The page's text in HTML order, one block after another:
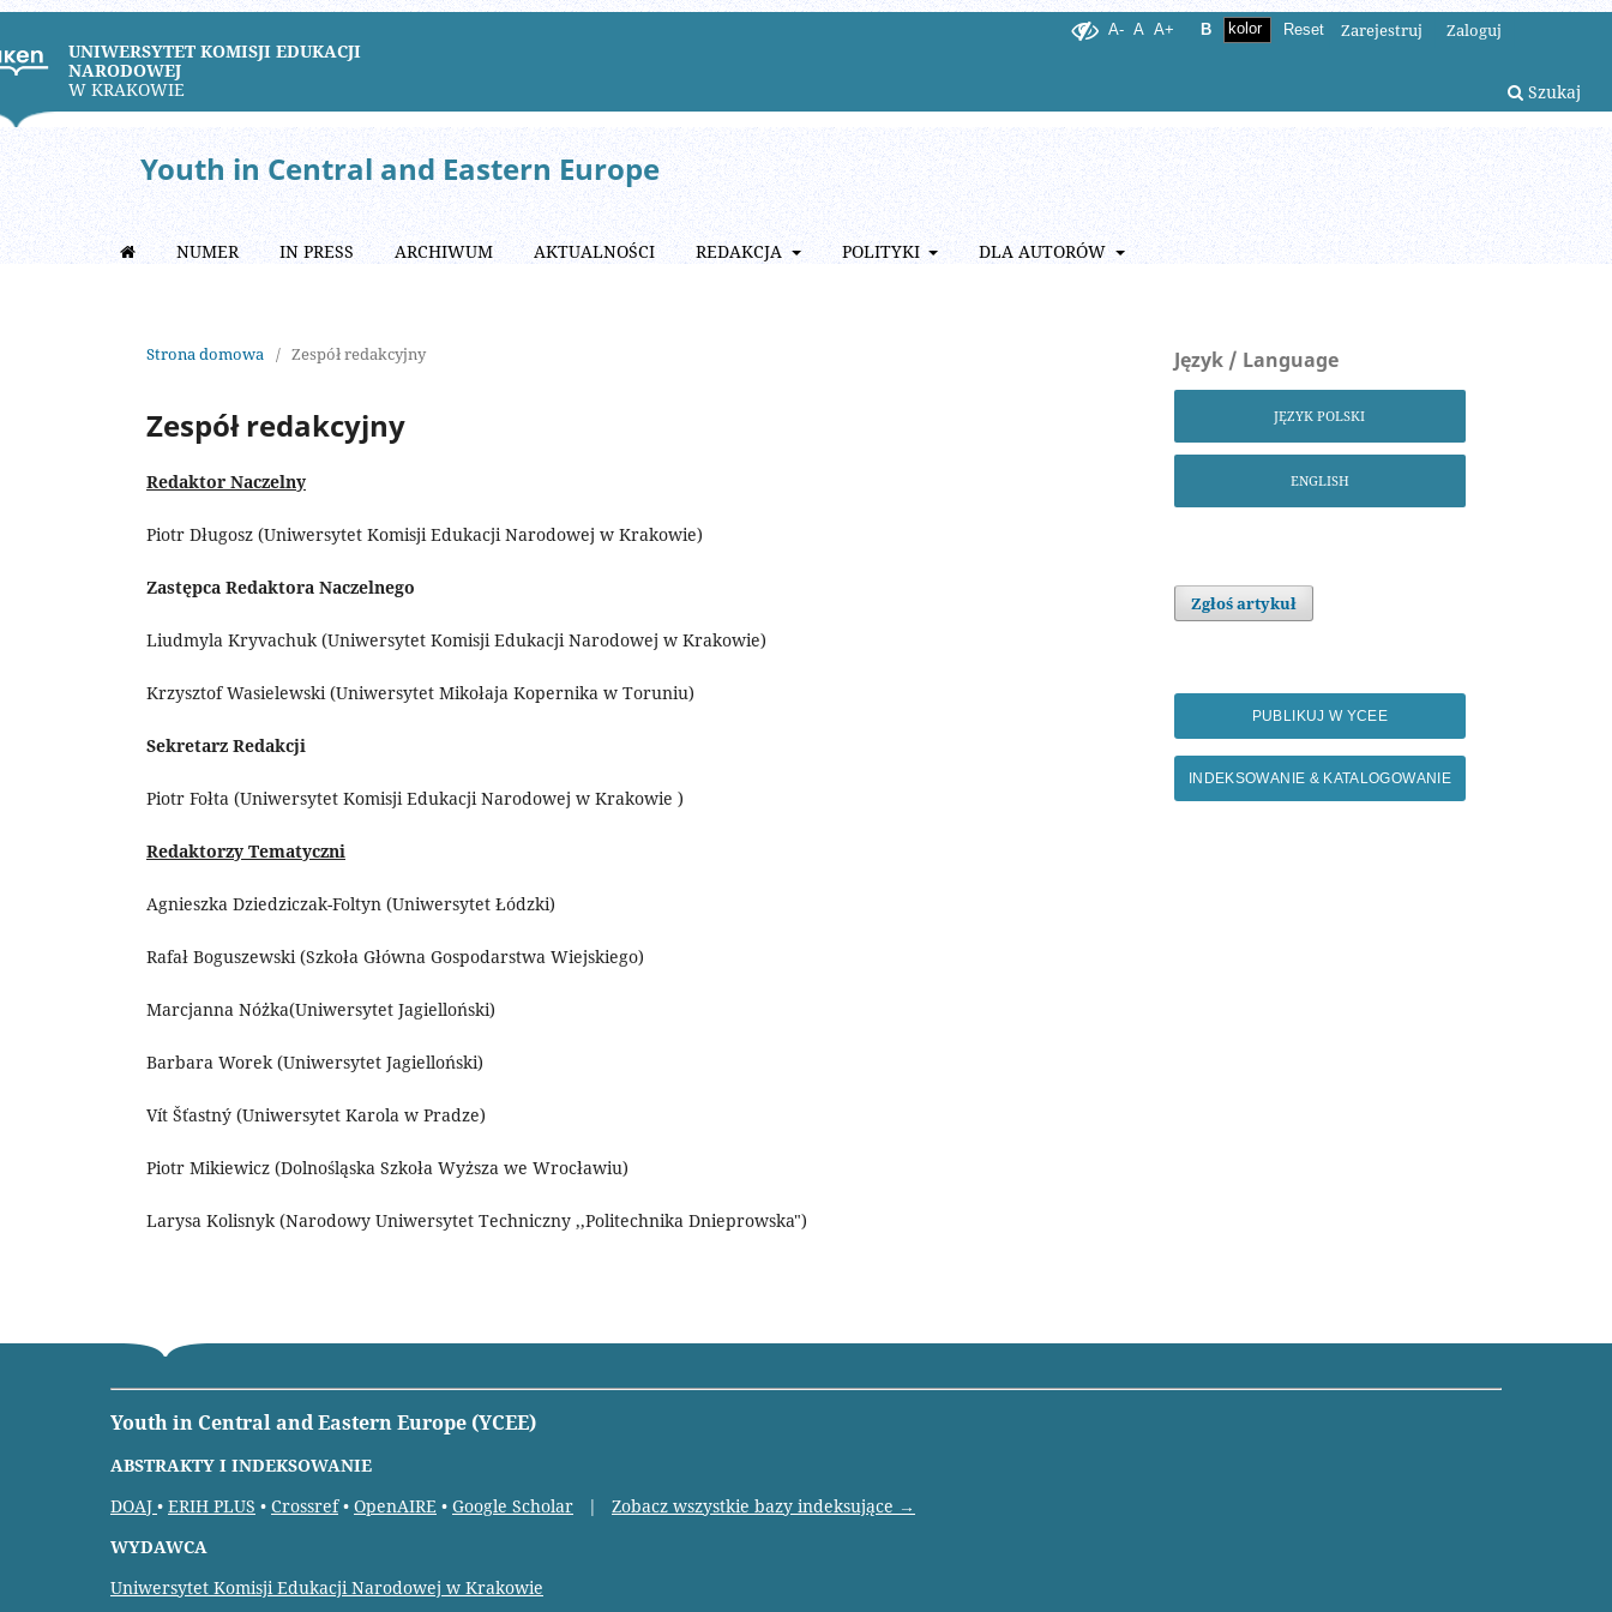
UNIWERSYTET KOMISJI EDUKACJI
NARODOWEJ
W KRAKOWIE
Szukaj
Youth in Central and Eastern Europe
NUMER IN PRESS ARCHIWUM AKTUALNOŚCI REDAKCJA POLITYKI DLA AUTORÓW
A- A A+ B Reset Zarejestruj Zaloguj
Strona domowa / Zespół redakcyjny
Zespół redakcyjny
Redaktor Naczelny
Piotr Długosz (Uniwersytet Komisji Edukacji Narodowej w Krakowie)
Zastępca Redaktora Naczelnego
Liudmyla Kryvachuk (Uniwersytet Komisji Edukacji Narodowej w Krakowie)
Krzysztof Wasielewski (Uniwersytet Mikołaja Kopernika w Toruniu)
Sekretarz Redakcji
Piotr Fołta (Uniwersytet Komisji Edukacji Narodowej w Krakowie )
Redaktorzy Tematyczni
Agnieszka Dziedziczak-Foltyn (Uniwersytet Łódzki)
Rafał Boguszewski (Szkoła Główna Gospodarstwa Wiejskiego)
Marcjanna Nóżka(Uniwersytet Jagielloński)
Barbara Worek (Uniwersytet Jagielloński)
Vít Šťastný (Uniwersytet Karola w Pradze)
Piotr Mikiewicz (Dolnośląska Szkoła Wyższa we Wrocławiu)
Larysa Kolisnyk (Narodowy Uniwersytet Techniczny ,,Politechnika Dnieprowska")
Język / Language
JĘZYK POLSKI
ENGLISH
Zgłoś artykuł
PUBLIKUJ W YCEE
INDEKSOWANIE & KATALOGOWANIE
Youth in Central and Eastern Europe (YCEE)
ABSTRAKTY I INDEKSOWANIE
DOAJ • ERIH PLUS • Crossref• OpenAIRE • Google Scholar | Zobacz wszystkie bazy indeksujące →
WYDAWCA
Uniwersytet Komisji Edukacji Narodowej w Krakowie